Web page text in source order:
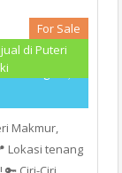
di Puteri
For Sale
Setingkat,
Makmur,
Lokasi tenang